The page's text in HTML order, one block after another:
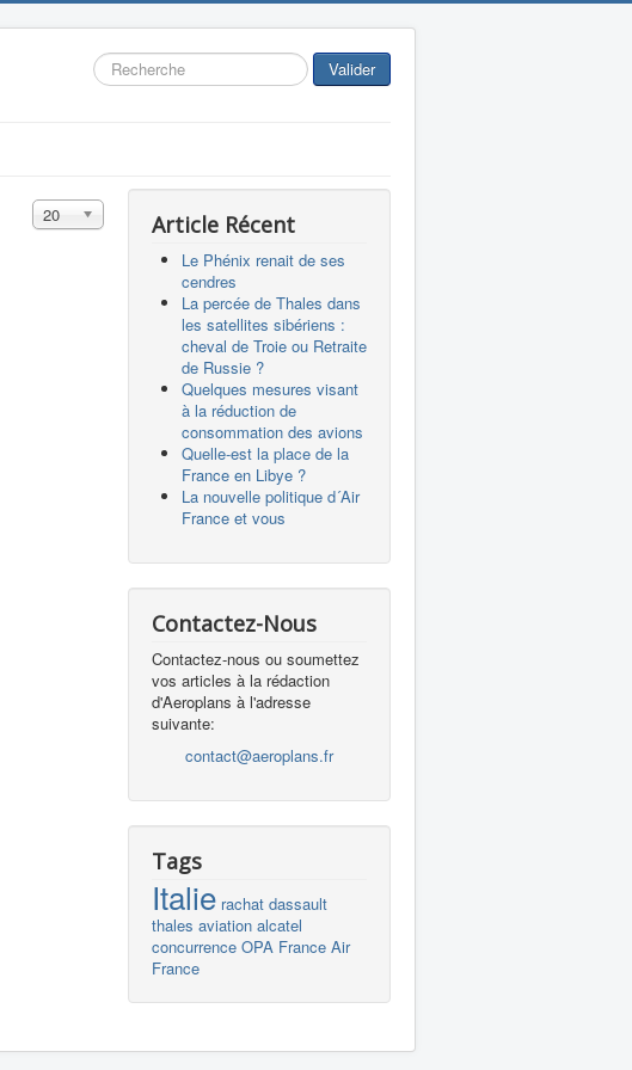
Rechercher Valider
Affichage #
20
Article Récent
Le Phénix renait de ses
cendres
La percée de Thales dans
les satellites sibériens :
cheval de Troie ou Retraite
de Russie ?
Quelques mesures visant
à la réduction de
consommation des avions
Quelle-est la place de la
France en Libye ?
La nouvelle politique d´Air
France et vous
Contactez-Nous
Contactez-nous ou soumettez
vos articles à la rédaction
d'Aeroplans à l'adresse
suivante:
contact@aeroplans.fr
Tags
Italie rachat dassault
thales aviation alcatel
concurrence OPA France Air
France